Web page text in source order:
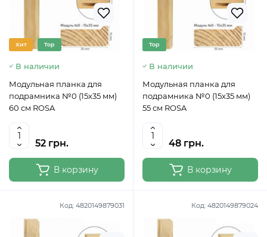
Хит Top
В наличии
Модульная планка для
подрамника №0 (15х35 мм)
60 см ROSA
52 грн.
В корзину
Top
В наличии
Модульная планка для
подрамника №0 (15х35 мм)
55 см ROSA
48 грн.
В корзину
Код: 4820149879031 Код: 4820149879024